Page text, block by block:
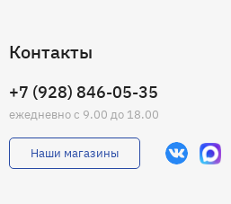
Контакты
+7 (928) 846-05-35
ежедневно с 9.00 до 18.00
Наши магазины